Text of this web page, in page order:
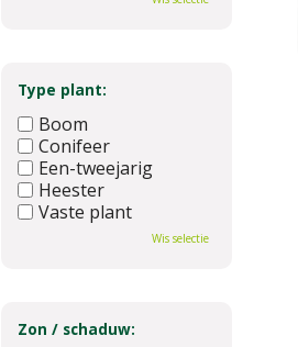
Type plant:
Boom
Conifeer
Een-tweejarig
Heester
Vaste plant
Wis selectie
Zon / schaduw: